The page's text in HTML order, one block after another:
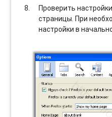
Проверить
страницы. При
настройки в